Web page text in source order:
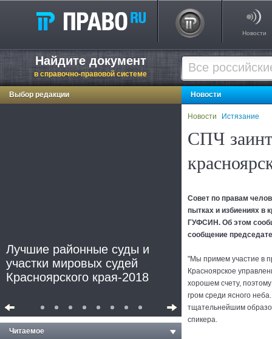
Новости
Найдите документ
в справочно-правовой системе
Выбор редакции
Лучшие районные суды и
участки мировых судей
Красноярского края-2018
Читаемое
Новости
Новости Истязание
СПЧ
Совет по правам
пытках и избиениях в
ГУФСИН. Об этом
сообщение
"Мы примем участие в
Красноярское
хорошем счету,
гром среди ясного
тщательнейшим
спикера.